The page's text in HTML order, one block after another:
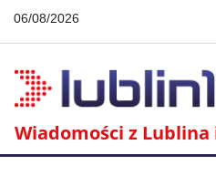
06/08/2026
Wiadomości z